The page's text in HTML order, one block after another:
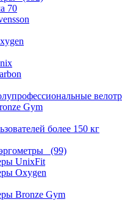
70
Gym
более 150 кг
(99)
UnixFit
Oxygen
Bronze Gym